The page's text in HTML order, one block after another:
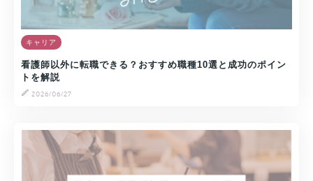
キャリア
看護師以外に転職できる？おすすめ職種10選と成功のポイン
トを解説
2026/06/27